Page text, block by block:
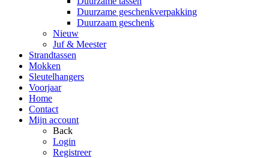
Duurzame geschenkverpakking
Duurzaam geschenk
Nieuw
Juf & Meester
Strandtassen
Mokken
Sleutelhangers
Voorjaar
Home
Contact
Mijn account
Back
Login
Registreer